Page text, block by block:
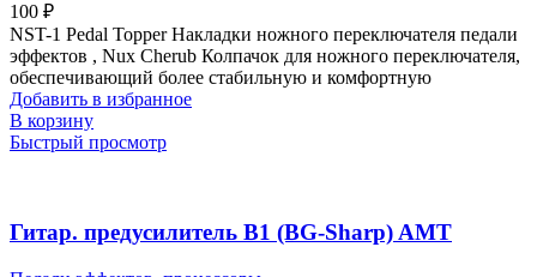
100 ₽
NST-1 Pedal Topper Накладки ножного переключателя педали
эффектов , Nux Cherub Колпачок для ножного переключателя,
обеспечивающий более стабильную и комфортную
Добавить в избранное
В корзину
Быстрый просмотр
Гитар. предусилитель B1 (BG-Sharp) AMT